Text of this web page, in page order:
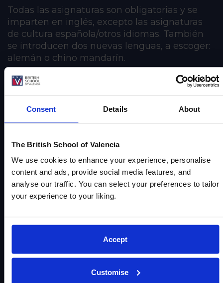
Consent Details About
The British School of Valencia
We use cookies to enhance your experience, personalise
content and ads, provide social media features, and
analyse our traffic. You can select your preferences to tailor
your experience to your liking.
Accept
Customise
Todas las asignaturas son obligatorias y se
imparten en inglés, excepto las asignaturas
de cultura española/otros idiomas. También
se introducen dos nuevas lenguas, a escoger:
alemán o chino mandarín.
Esta es la última etapa de la educación
para realizar los exámenes oficiales IGCSE -